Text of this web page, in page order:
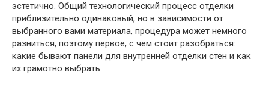
эстетично. Общий технологический процесс отделки
приблизительно одинаковый, но в зависимости от
выбранного вами материала, процедура может немного
разниться, поэтому первое, с чем стоит разобраться:
какие бывают панели для внутренней отделки стен и как
их грамотно выбрать.